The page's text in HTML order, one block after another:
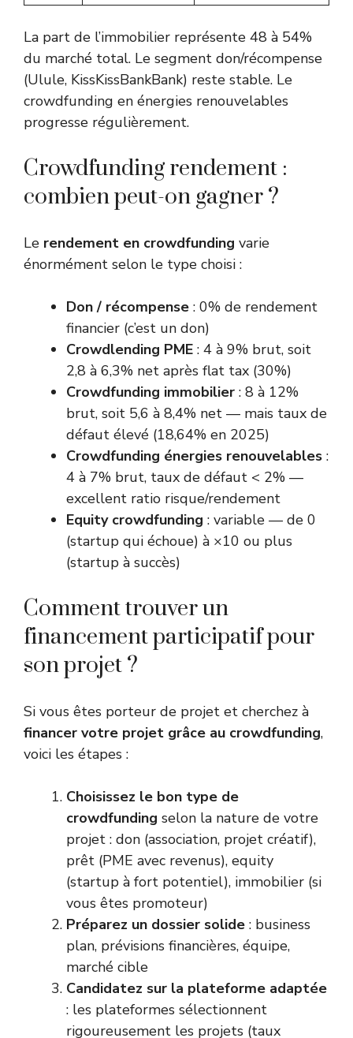
La part de l’immobilier représente 48 à 54%
du marché total. Le segment don/récompense
(Ulule, KissKissBankBank) reste stable. Le
crowdfunding en énergies renouvelables
progresse régulièrement.
Crowdfunding rendement :
combien peut-on gagner ?
Le rendement en crowdfunding varie
énormément selon le type choisi :
Don / récompense : 0% de rendement
financier (c’est un don)
Crowdlending PME : 4 à 9% brut, soit
2,8 à 6,3% net après flat tax (30%)
Crowdfunding immobilier : 8 à 12%
brut, soit 5,6 à 8,4% net — mais taux de
défaut élevé (18,64% en 2025)
Crowdfunding énergies renouvelables :
4 à 7% brut, taux de défaut < 2% —
excellent ratio risque/rendement
Equity crowdfunding : variable — de 0
(startup qui échoue) à ×10 ou plus
(startup à succès)
Comment trouver un
financement participatif pour
son projet ?
Si vous êtes porteur de projet et cherchez à
financer votre projet grâce au crowdfunding,
voici les étapes :
Choisissez le bon type de
crowdfunding selon la nature de votre
projet : don (association, projet créatif),
prêt (PME avec revenus), equity
(startup à fort potentiel), immobilier (si
vous êtes promoteur)
Préparez un dossier solide : business
plan, prévisions financières, équipe,
marché cible
Candidatez sur la plateforme adaptée
: les plateformes sélectionnent
rigoureusement les projets (taux